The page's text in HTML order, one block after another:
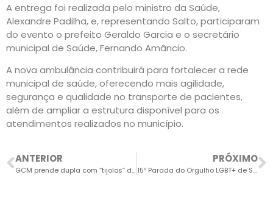
A entrega foi realizada pelo ministro da Saúde,
Alexandre Padilha, e, representando Salto, participaram
do evento o prefeito Geraldo Garcia e o secretário
municipal de Saúde, Fernando Amâncio.
A nova ambulância contribuirá para fortalecer a rede
municipal de saúde, oferecendo mais agilidade,
segurança e qualidade no transporte de pacientes,
além de ampliar a estrutura disponível para os
atendimentos realizados no município.
ANTERIOR
GCM prende dupla com “tijolos” de maconha em casa usada para armazenar drogas
PRÓXIMO
15ª Parada do Orgulho LGBT+ de Salto acontece neste domingo